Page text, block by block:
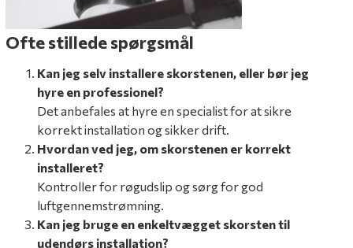
Ofte stillede spørgsmål
Kan jeg selv installere skorstenen, eller bør jeg
hyre en professionel?
Det anbefales at hyre en specialist for at sikre
korrekt installation og sikker drift.
Hvordan ved jeg, om skorstenen er korrekt
installeret?
Kontroller for røgudslip og sørg for god
luftgennemstrømning.
Kan jeg bruge en enkeltvægget skorsten til
udendørs installation?